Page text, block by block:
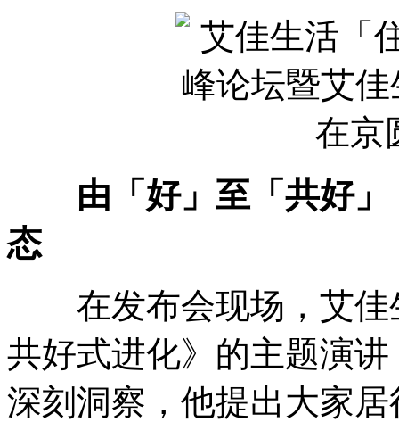
由「好」至「共好」
态
在发布会现场，艾佳
共好式进化》的主题演
深刻洞察，他提出大家